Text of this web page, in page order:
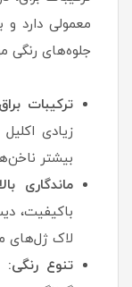
معمولی دارد و
جلوه‌های رنگی
ترکیبات
زیادی
بیشتر
ماندگاری
باکیفیت،
لاک ژل‌های
تنوع رنگی: